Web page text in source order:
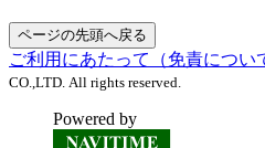
ページの先頭へ戻る
ご利用にあたって（免責につい
CO.,LTD. All rights reserved.
Powered by